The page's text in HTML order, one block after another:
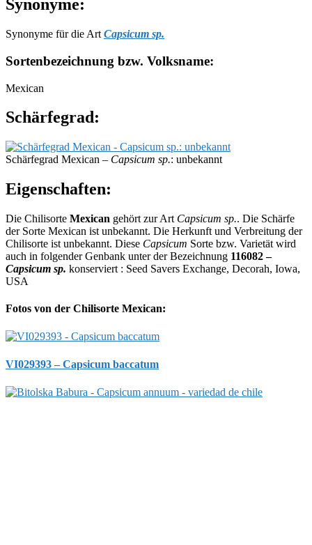
Synonyme:
Synonyme für die Art Capsicum sp.
Sortenbezeichnung bzw. Volksname:
Mexican
Schärfegrad:
Schärfegrad Mexican – Capsicum sp.: unbekannt
Eigenschaften:
Die Chilisorte Mexican gehört zur Art Capsicum sp.. Die Schärfe
der Sorte Mexican ist unbekannt. Die Herkunft und Verbreitung der
Chilisorte ist unbekannt. Diese Capsicum Sorte bzw. Varietät wird
auch in folgender Genbank unter der Bezeichnung 116082 –
Capsicum sp. konserviert : Seed Savers Exchange, Decorah, Iowa,
USA
Fotos von der Chilisorte Mexican:
VI029393 – Capsicum baccatum